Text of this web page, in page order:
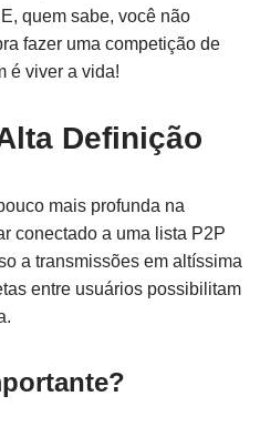
quem sabe, você não
fazer uma competição de
é viver a vida!
Definição
mais profunda na
conectado a uma lista P2P
a transmissões em altíssima
entre usuários possibilitam